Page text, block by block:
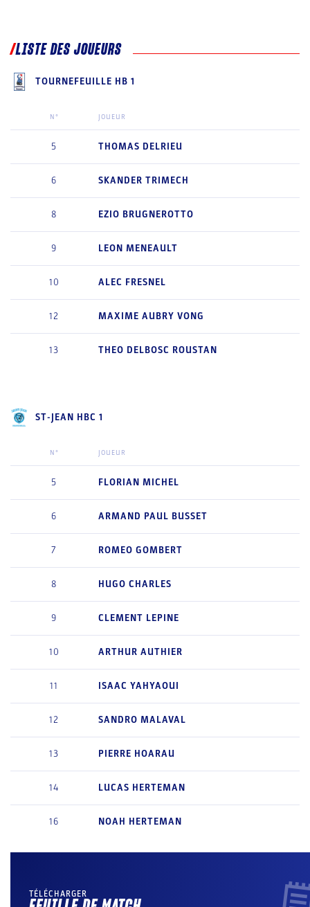
LISTE DES JOUEURS
TOURNEFEUILLE HB 1
N° JOUEUR
5 THOMAS DELRIEU
6 SKANDER TRIMECH
8 EZIO BRUGNEROTTO
9 LEON MENEAULT
10 ALEC FRESNEL
12 MAXIME AUBRY VONG
13 THEO DELBOSC ROUSTAN
ST-JEAN HBC 1
N° JOUEUR
5 FLORIAN MICHEL
6 ARMAND PAUL BUSSET
7 ROMEO GOMBERT
8 HUGO CHARLES
9 CLEMENT LEPINE
10 ARTHUR AUTHIER
11 ISAAC YAHYAOUI
12 SANDRO MALAVAL
13 PIERRE HOARAU
14 LUCAS HERTEMAN
16 NOAH HERTEMAN
TÉLÉCHARGER